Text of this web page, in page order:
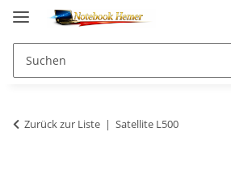
Zurück zur Liste Satellite L500